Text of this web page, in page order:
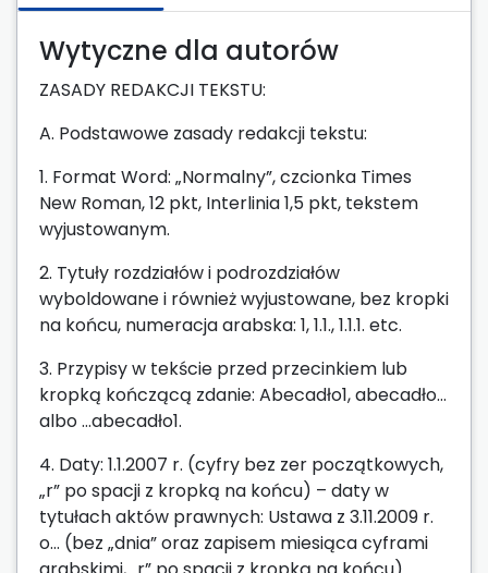
Wytyczne dla autorów
ZASADY REDAKCJI TEKSTU:
A. Podstawowe zasady redakcji tekstu:
1. Format Word: „Normalny”, czcionka Times
New Roman, 12 pkt, Interlinia 1,5 pkt, tekstem
wyjustowanym.
2. Tytuły rozdziałów i podrozdziałów
wyboldowane i również wyjustowane, bez kropki
na końcu, numeracja arabska: 1, 1.1., 1.1.1. etc.
3. Przypisy w tekście przed przecinkiem lub
kropką kończącą zdanie: Abecadło1, abecadło…
albo …abecadło1.
4. Daty: 1.1.2007 r. (cyfry bez zer początkowych,
„r” po spacji z kropką na końcu) – daty w
tytułach aktów prawnych: Ustawa z 3.11.2009 r.
o… (bez „dnia” oraz zapisem miesiąca cyframi